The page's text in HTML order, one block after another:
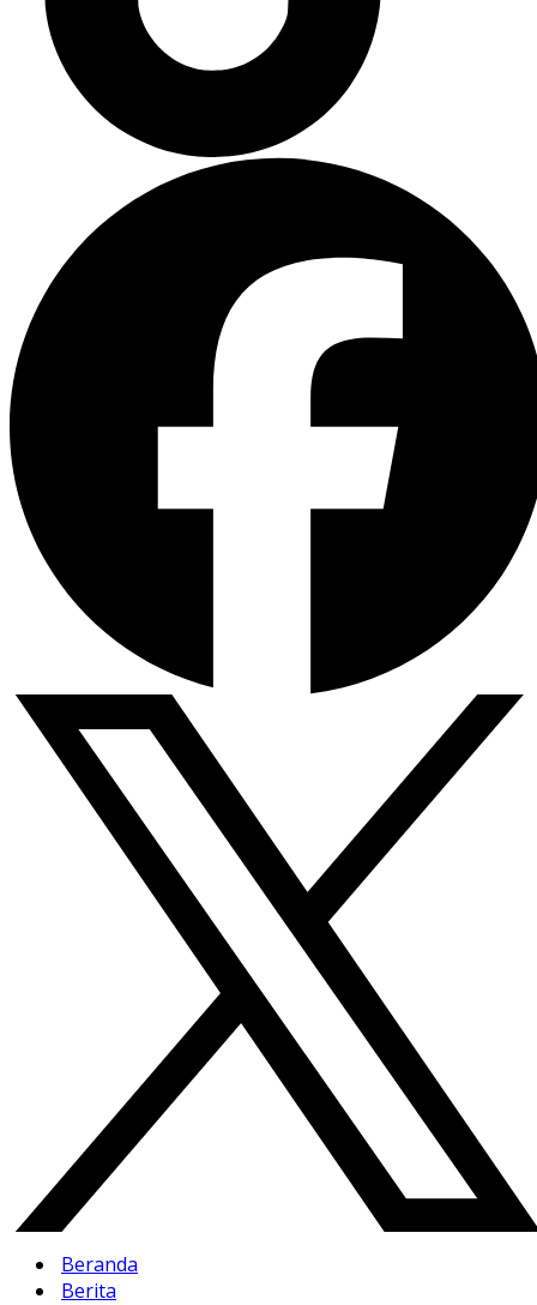
Beranda
Berita